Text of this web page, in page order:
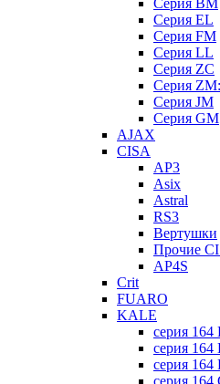
Серия BM
Серия EL
Серия FM
Серия LL
Серия ZC
Серия
Серия JM
Серия GM
AJAX
CISA
AP3
Asix
Astral
RS3
Вертушки
Прочие
AP4S
Crit
FUARO
KALE
серия 164
серия 164
серия 164
серия 164